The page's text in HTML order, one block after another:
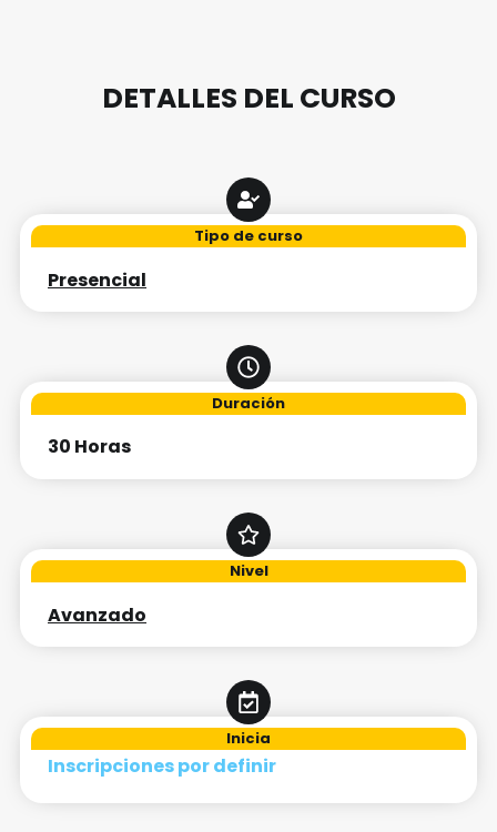
DETALLES DEL CURSO
Tipo de curso
Presencial
Duración
30 Horas
Nivel
Avanzado
Inicia
Inscripciones por definir